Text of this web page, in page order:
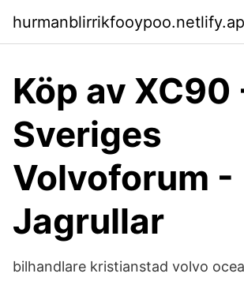
Köp av XC90
Sveriges
Volvoforum -
Jagrullar
bilhandlare kristianstad volvo